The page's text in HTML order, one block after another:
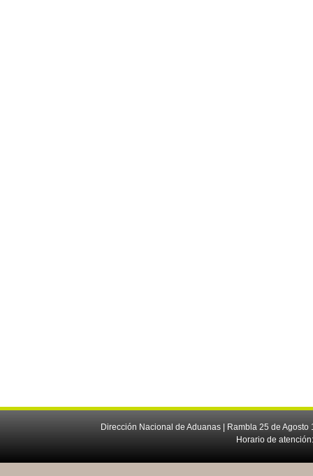
Dirección Nacional de Aduanas | Rambla 25 de
Horario de